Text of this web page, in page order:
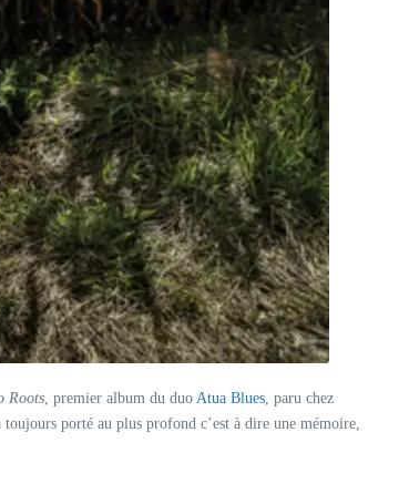
Roots, premier album du duo Atua Blues, paru chez
porté au plus profond c’est à dire une mémoire,